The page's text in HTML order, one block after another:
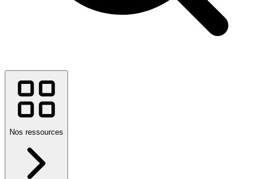
Nos ressources